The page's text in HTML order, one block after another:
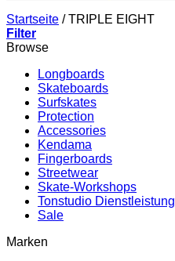
Startseite /TRIPLE EIGHT
Filter
Browse
Longboards
Skateboards
Surfskates
Protection
Accessories
Kendama
Fingerboards
Streetwear
Skate-Workshops
Tonstudio
Sale
Marken